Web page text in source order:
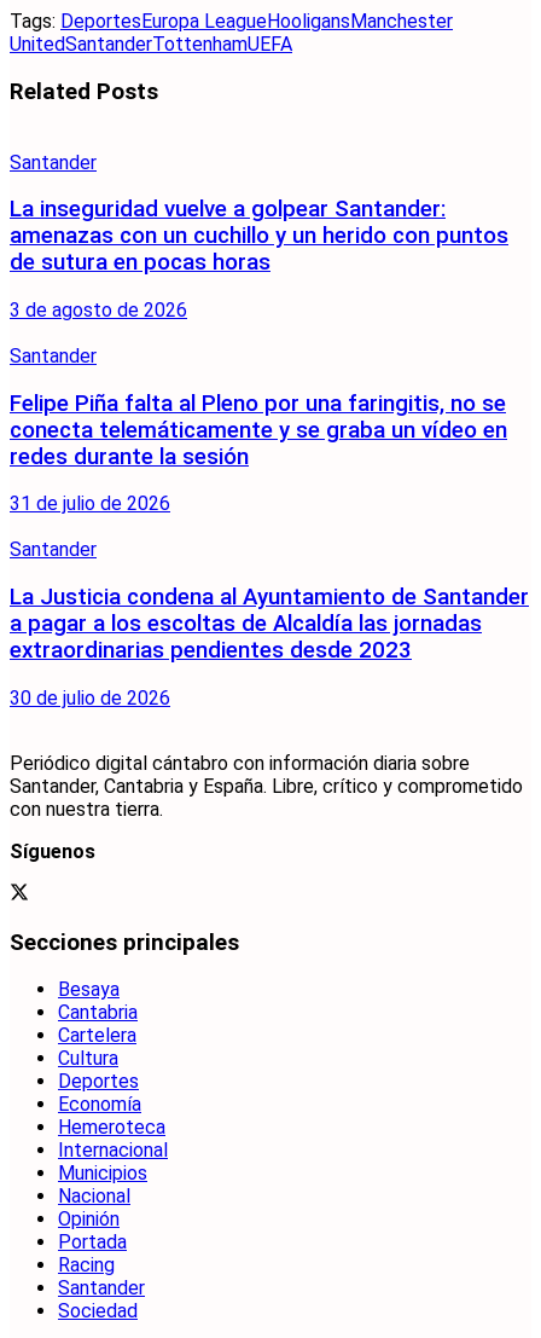
Tags: DeportesEuropa LeagueHooligansManchester
UnitedSantanderTottenhamUEFA
Related Posts
Santander
La inseguridad vuelve a golpear Santander:
amenazas con un cuchillo y un herido con puntos
de sutura en pocas horas
3 de agosto de 2026
Santander
Felipe Piña falta al Pleno por una faringitis, no se
conecta telemáticamente y se graba un vídeo en
redes durante la sesión
31 de julio de 2026
Santander
La Justicia condena al Ayuntamiento de Santander
a pagar a los escoltas de Alcaldía las jornadas
extraordinarias pendientes desde 2023
30 de julio de 2026
Periódico digital cántabro con información diaria sobre
Santander, Cantabria y España. Libre, crítico y comprometido
con nuestra tierra.
Síguenos
Secciones principales
Besaya
Cantabria
Cartelera
Cultura
Deportes
Economía
Hemeroteca
Internacional
Municipios
Nacional
Opinión
Portada
Racing
Santander
Sociedad